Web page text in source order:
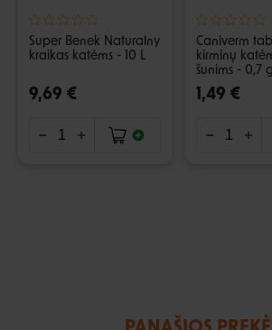
Super Benek Naturalny
kraikas katėms - 10 L
9,69 €
Caniverm
kirminų
šunims - 0,7
1,49 €